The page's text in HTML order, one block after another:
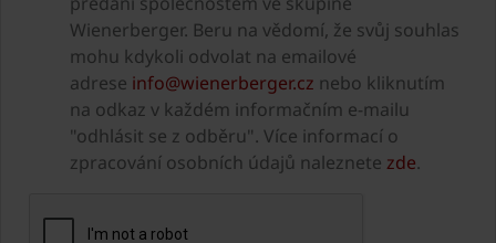
Wienerberger. Beru na vědomí, že svůj souhlas
mohu kdykoli odvolat na emailové
adrese info@wienerberger.cz nebo kliknutím
na odkaz v každém informačním e-mailu
"odhlásit se z odběru". Více informací o
zpracování osobních údajů naleznete zde.